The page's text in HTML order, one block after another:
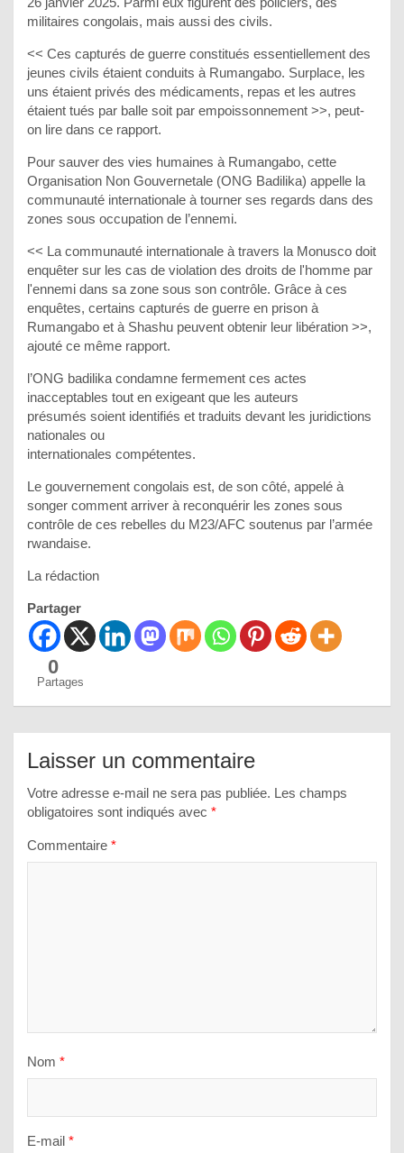
militaires congolais, mais aussi des civils.
<< Ces capturés de guerre constitués essentiellement des
jeunes civils étaient conduits à Rumangabo. Surplace, les
uns étaient privés des médicaments, repas et les autres
étaient tués par balle soit par empoissonnement >>, peut-
on lire dans ce rapport.
Pour sauver des vies humaines à Rumangabo, cette
Organisation Non Gouvernetale (ONG Badilika) appelle la
communauté internationale à tourner ses regards dans des
zones sous occupation de l’ennemi.
<< La communauté internationale à travers la Monusco doit
enquêter sur les cas de violation des droits de l'homme par
l'ennemi dans sa zone sous son contrôle. Grâce à ces
enquêtes, certains capturés de guerre en prison à
Rumangabo et à Shashu peuvent obtenir leur libération >>,
ajouté ce même rapport.
l’ONG badilika condamne fermement ces actes
inacceptables tout en exigeant que les auteurs
présumés soient identifiés et traduits devant les juridictions
nationales ou
internationales compétentes.
Le gouvernement congolais est, de son côté, appelé à
songer comment arriver à reconquérir les zones sous
contrôle de ces rebelles du M23/AFC soutenus par l’armée
rwandaise.
La rédaction
Partager
0
Partages
Laisser un commentaire
Votre adresse e-mail ne sera pas publiée. Les champs
obligatoires sont indiqués avec *
Commentaire *
Nom *
E-mail *